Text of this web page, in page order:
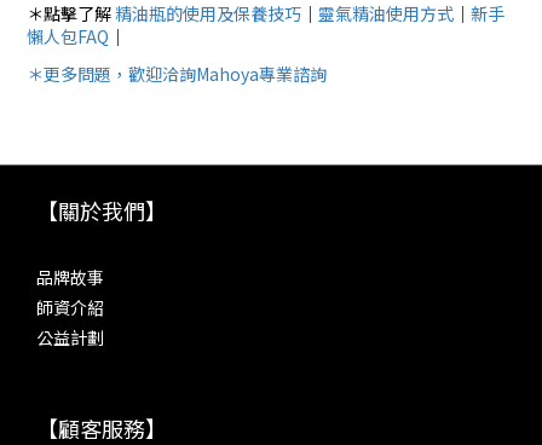
＊點擊了解精油瓶的使用及保養技巧 ｜ 靈氣精油使用方式 ｜ 新手
懶人包FAQ ｜
＊更多問題，歡迎洽詢Mahoya專業諮詢
【關於我們】
品牌故事
師資介紹
公益計劃
【顧客服務】